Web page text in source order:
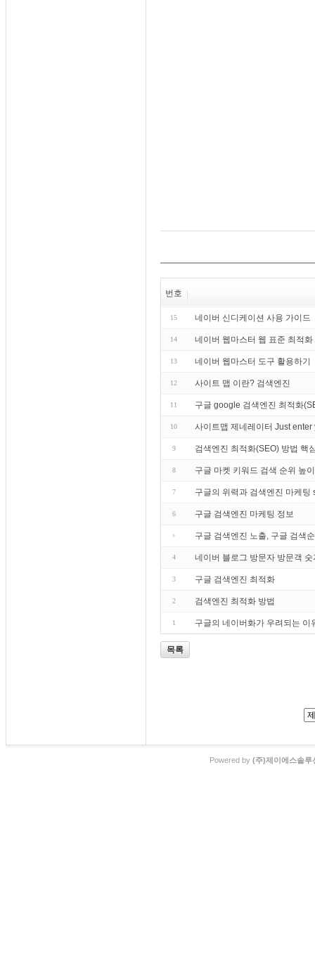
번호
15 네이버 신디케이션 사용 가이드
14 네이버 웹마스터 웹 표준 최적
13 네이버 웹마스터 도구 활용하기
12 사이트 맵 이란? 검색엔진
11 구글 google 검색엔진 최적화
10 사이트맵 제네레이터 Just
9 검색엔진 최적화(SEO) 방법 핵
8 구글 마켓 키워드 검색 순위 높
7 구글의 위력과 검색엔진 마케
6 구글 검색엔진 마케팅 정보
구글 검색엔진 노출, 구글 검색
4 네이버 블로그 방문자 방문객
3 구글 검색엔진 최적화
2 검색엔진 최적화 방법
1 구글의 네이버화가 우려되는 이
목록
Powered by (주)제이에스솔루